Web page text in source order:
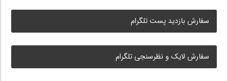
سفارش بازدید پست تلگرام
سفارش لایک و نظرسنجی تلگرام